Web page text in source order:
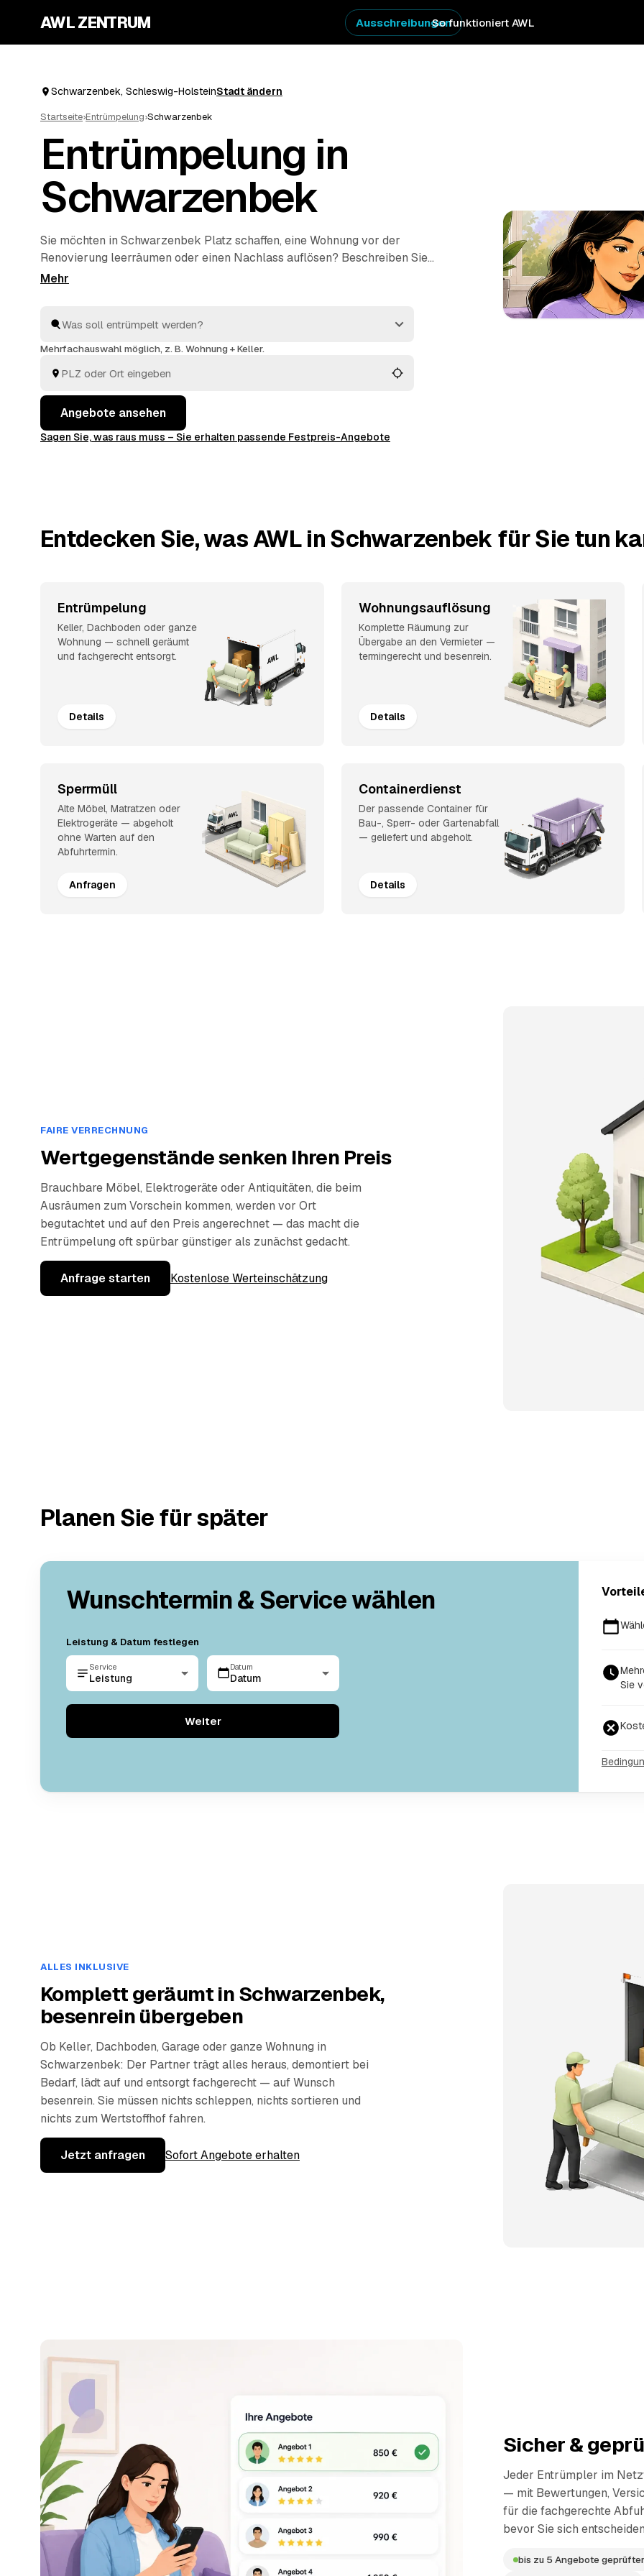
AWL ZENTRUM So funktioniert AWL
Ausschreibungen
Schwarzenbek, Schleswig-HolsteinStadt ändern
Startseite›Entrümpelung›Schwarzenbek
Entrümpelung in
Schwarzenbek
Sie möchten in Schwarzenbek Platz schaffen, eine Wohnung vor der
Renovierung leerräumen oder einen Nachlass auflösen? Beschreiben Sie
Ihren Auftrag bei AWL einmal, und schon erreichen Sie Festpreis-Angebote
und entsorgt. Sie behalten die Kosten von Anfang an im Blick.
Mehrfachauswahl möglich, z. B. Wohnung + Keller.
Angebote ansehen
Sagen Sie, was raus muss – Sie erhalten passende Festpreis-Angebote
Entdecken Sie, was AWL in Schwarzenbek für Sie tun
Entrümpelung
Keller, Dachboden oder ganze
Wohnung — schnell geräumt
und fachgerecht entsorgt.
Details
Wohnungsauflösung
Komplette Räumung zur
Übergabe an den Vermieter —
termingerecht und besenrein.
Details
Sperrmüll
Alte Möbel, Matratzen oder
Elektrogeräte — abgeholt
ohne Warten auf den
Abfuhrtermin.
Anfragen
Containerdienst
Der passende Container für
Bau-, Sperr- oder Gartenabfall
— geliefert und abgeholt.
Details
FAIRE VERRECHNUNG
Wertgegenstände senken Ihren Preis
Brauchbare Möbel, Elektrogeräte oder Antiquitäten, die beim
Ausräumen zum Vorschein kommen, werden vor Ort
begutachtet und auf den Preis angerechnet — das macht die
Entrümpelung oft spürbar günstiger als zunächst gedacht.
Anfrage starten Kostenlose Werteinschätzung
Planen Sie für später
Wunschtermin & Service wählen
Leistung & Datum festlegen
Service
Leistung
Datum
Datum
Weiter
Sie
ALLES INKLUSIVE
Komplett geräumt in Schwarzenbek,
besenrein übergeben
Ob Keller, Dachboden, Garage oder ganze Wohnung in
Schwarzenbek: Der Partner trägt alles heraus, demontiert bei
Bedarf, lädt auf und entsorgt fachgerecht — auf Wunsch
besenrein. Sie müssen nichts schleppen, nichts sortieren und
nichts zum Wertstoffhof fahren.
Jetzt anfragen Sofort Angebote erhalten
Sicher &
Jeder Entrümpler im
— mit Bewertungen,
für die fachgerechte
bevor Sie sich
bis zu 5 Angebote